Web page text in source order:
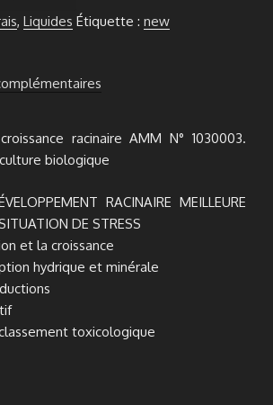
, Liquides Étiquette : new
racinaire AMM N° 1030003.
biologique
RACINAIRE MEILLEURE
DE STRESS
et la croissance
hydrique et minérale
toxicologique